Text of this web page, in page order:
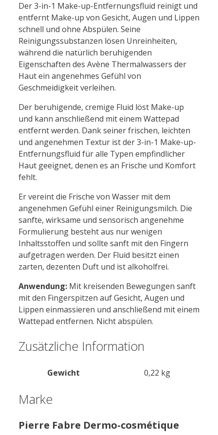
Der 3-in-1 Make-up-Entfernungsfluid reinigt und
entfernt Make-up von Gesicht, Augen und Lippen
schnell und ohne Abspülen. Seine
Reinigungssubstanzen lösen Unreinheiten,
während die natürlich beruhigenden
Eigenschaften des Avène Thermalwassers der
Haut ein angenehmes Gefühl von
Geschmeidigkeit verleihen.
Der beruhigende, cremige Fluid löst Make-up
und kann anschließend mit einem Wattepad
entfernt werden. Dank seiner frischen, leichten
und angenehmen Textur ist der 3-in-1 Make-up-
Entfernungsfluid für alle Typen empfindlicher
Haut geeignet, denen es an Frische und Komfort
fehlt.
Er vereint die Frische von Wasser mit dem
angenehmen Gefühl einer Reinigungsmilch. Die
sanfte, wirksame und sensorisch angenehme
Formulierung besteht aus nur wenigen
Inhaltsstoffen und sollte sanft mit den Fingern
aufgetragen werden. Der Fluid besitzt einen
zarten, dezenten Duft und ist alkoholfrei.
Anwendung: Mit kreisenden Bewegungen sanft
mit den Fingerspitzen auf Gesicht, Augen und
Lippen einmassieren und anschließend mit einem
Wattepad entfernen. Nicht abspülen.
Zusätzliche Information
Gewicht 0,22 kg
Marke
Pierre Fabre Dermo-cosmétique